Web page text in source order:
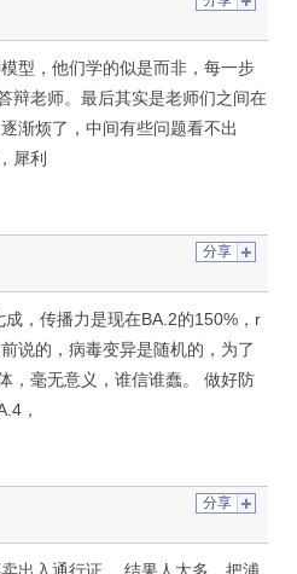
型，他们学的似是而非，每一步
辩老师。最后其实是老师们之间在
渐烦了，中间有些问题看不出
犀利
分享
，传播力是现在BA.2的150%，r
说的，病毒变异是随机的，为了
，毫无意义，谁信谁蠢。 做好防
，
分享